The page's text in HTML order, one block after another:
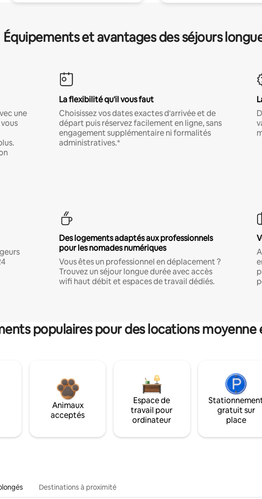
Équipements et avantages des séjours
une
La flexibilité qu'il vous faut
Choisissez vos dates exactes d'arrivée et de
départ puis réservez facilement en ligne, sans
engagement supplémentaire ni formalités
administratives.*
Des logements adaptés aux professionnels
pour les nomades numériques
Vous êtes un professionnel en déplacement ?
Trouvez un séjour longue durée avec accès
wifi haut débit et espaces de travail dédiés.
populaires pour des locations
Animaux
acceptés
Espace de
travail pour
ordinateur
gratuit sur
place
Destinations à proximité